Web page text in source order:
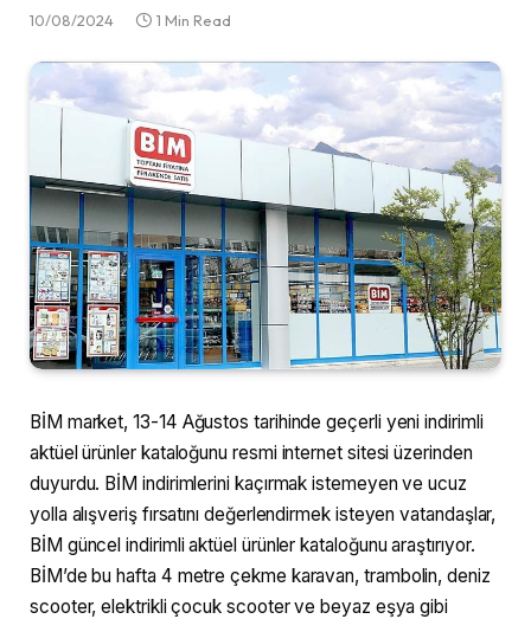
10/08/2024 1 Min Read
BİM market, 13-14 Ağustos tarihinde geçerli yeni indirimli
aktüel ürünler kataloğunu resmi internet sitesi üzerinden
duyurdu. BİM indirimlerini kaçırmak istemeyen ve ucuz
yolla alışveriş fırsatını değerlendirmek isteyen vatandaşlar,
BİM güncel indirimli aktüel ürünler kataloğunu araştırıyor.
BİM’de bu hafta 4 metre çekme karavan, trambolin, deniz
scooter, elektrikli çocuk scooter ve beyaz eşya gibi